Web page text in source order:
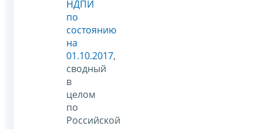
НДПИ
по
состоянию
на
01.10.2017,
сводный
в
целом
по
Российской